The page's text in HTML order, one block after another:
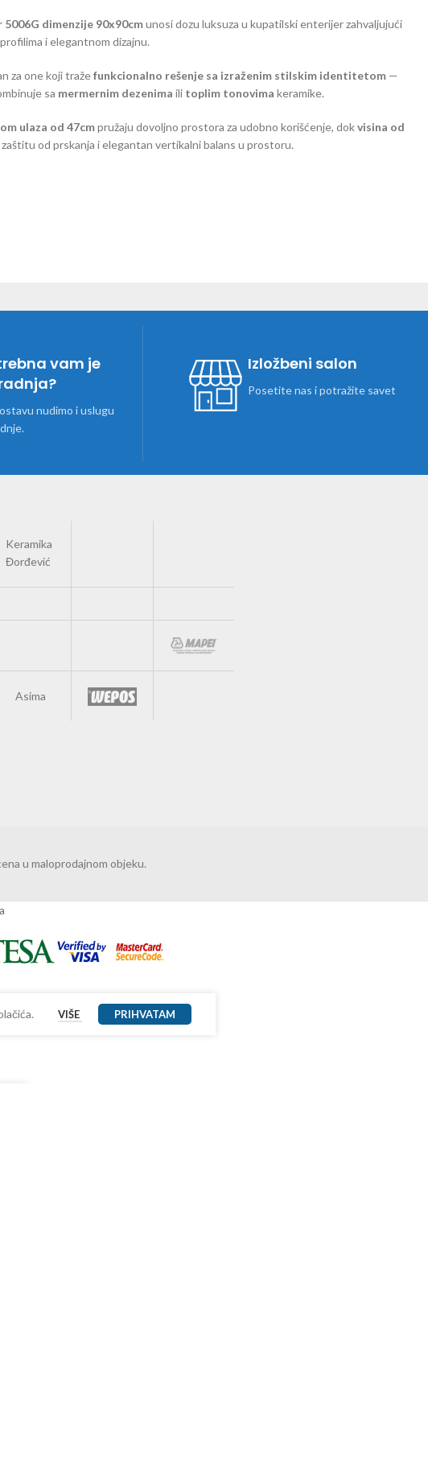
5006G dimenzije 90x90cmunosi dozu luksuza u kupatilski enterijer zahvaljujući
i elegantnom dizajnu.
za one koji tražefunkcionalno rešenje sa izraženim stilskim identitetom —
sa mermernim dezenima ili toplim tonovima keramike.
ulaza od 47cmpružaju dovoljno prostora za udobno korišćenje, dokvisina od
od prskanja i elegantan vertikalni balans u prostoru.
vam je
nudimo i uslugu
Izložbeni salon
Posetite nas i potražite savet
Keramika
Đorđević
Asima
u maloprodajnom objeku.
VIŠE PRIHVATAM